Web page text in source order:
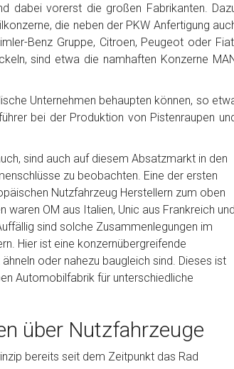
dabei vorerst die großen Fabrikanten.
die neben der PKW Anfertigung
Benz Gruppe, Citroen, Peugeot oder
sind etwa die namhaften Konzerne
Unternehmen behaupten können, so
bei der Produktion von Pistenraupen
sind auch auf diesem Absatzmarkt in den
zu beobachten. Eine der ersten
Nutzfahrzeug Herstellern zum oben
OM aus Italien, Unic aus Frankreich und
sind solche Zusammenlegungen im
Hier ist eine konzernübergreifende
oder nahezu baugleich sind. Dieses ist
Automobilfabrik für unterschiedliche
über Nutzfahrzeuge
bereits seit dem Zeitpunkt das Rad